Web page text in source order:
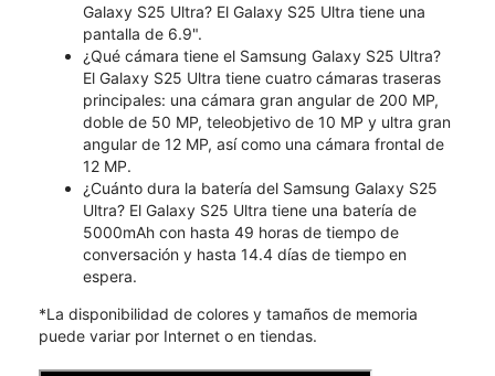
Galaxy S25 Ultra? El Galaxy S25 Ultra tiene una
pantalla de 6.9".
¿Qué cámara tiene el Samsung Galaxy S25 Ultra?
El Galaxy S25 Ultra tiene cuatro cámaras traseras
principales: una cámara gran angular de 200 MP,
doble de 50 MP, teleobjetivo de 10 MP y ultra gran
angular de 12 MP, así como una cámara frontal de
12 MP.
¿Cuánto dura la batería del Samsung Galaxy S25
Ultra? El Galaxy S25 Ultra tiene una batería de
5000mAh con hasta 49 horas de tiempo de
conversación y hasta 14.4 días de tiempo en
espera.
*La disponibilidad de colores y tamaños de memoria
puede variar por Internet o en tiendas.